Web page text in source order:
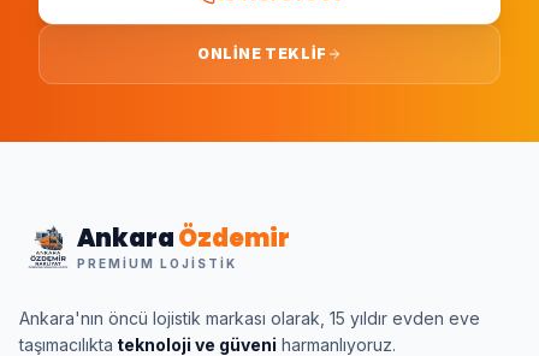
ONLINE TEKLIF
AnkaraÖzdemir
PREMIUM LOJISTIK
Ankara'nın öncü lojistik markası olarak, 15 yıldır evden eve
taşımacılıkta teknoloji ve güveni harmanlıyoruz.